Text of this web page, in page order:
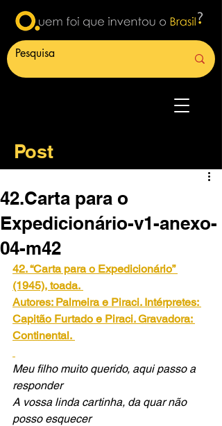
Post
42.Carta para o
Expedicionário-v1-anexo-
04-m42
42. “Carta para o Expedicionário”
(1945), toada.
Autores: Palmeira e Piraci. Intérpretes:
Capitão Furtado e Piraci. Gravadora:
Continental.
Meu filho muito querido, aqui passo a
responder
A vossa linda cartinha, da quar não
posso esquecer